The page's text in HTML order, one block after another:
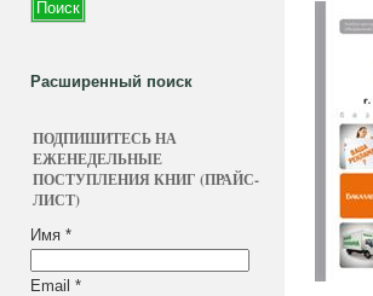
Расширенный поиск
ПОДПИШИТЕСЬ НА
ЕЖЕНЕДЕЛЬНЫЕ
ПОСТУПЛЕНИЯ КНИГ (ПРАЙС-
ЛИСТ)
Имя *
Email *